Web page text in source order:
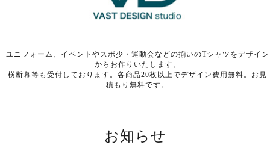
ユニフォーム、イベントやスポ少・運動会などの揃いのTシャツをデザイン
からお作りいたします。
横断幕等も受付しております。各商品20枚以上でデザイン費用無料。お見
積もり無料です。
お知らせ